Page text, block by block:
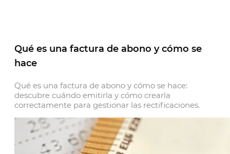
Qué es una factura de abono y cómo se
hace
Qué es una factura de abono y cómo se hace:
descubre cuándo emitirla y cómo crearla
correctamente para gestionar las rectificaciones.